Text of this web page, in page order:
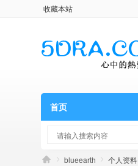
收藏本站
首页
blueearth 个人资料